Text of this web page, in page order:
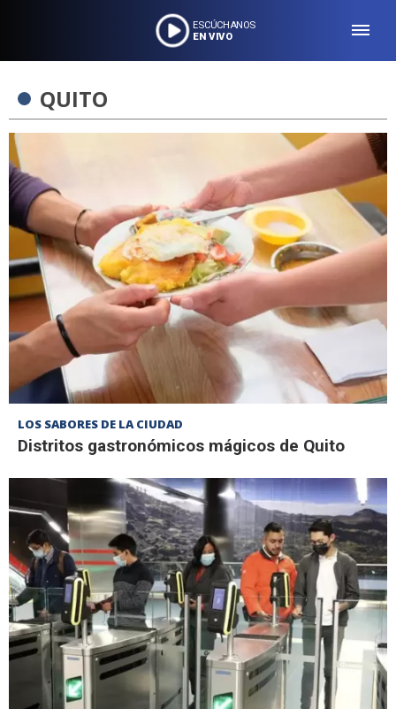
ESCÚCHANOS
EN VIVO
QUITO
LOS SABORES DE LA CIUDAD
Distritos gastronómicos mágicos de Quito